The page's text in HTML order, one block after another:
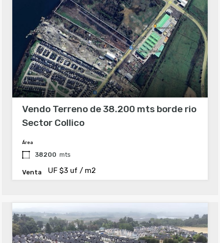
Vendo Terreno de 38.200 mts borde rio
Sector Collico
Área
38200 mts
Venta UF $3 uf / m2